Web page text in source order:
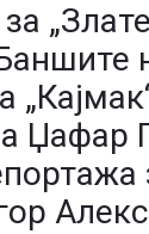
Џафар